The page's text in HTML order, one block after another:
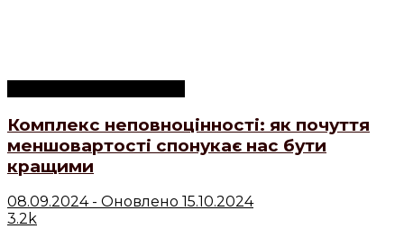
Комплекс неповноцінності: як почуття
меншовартості спонукає нас бути
кращими
08.09.2024 - Оновлено 15.10.2024
3.2k